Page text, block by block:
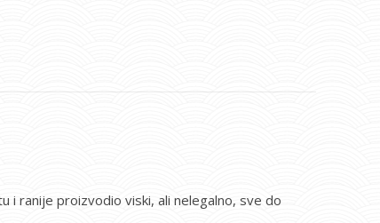
i ranije proizvodio viski, ali nelegalno, sve do